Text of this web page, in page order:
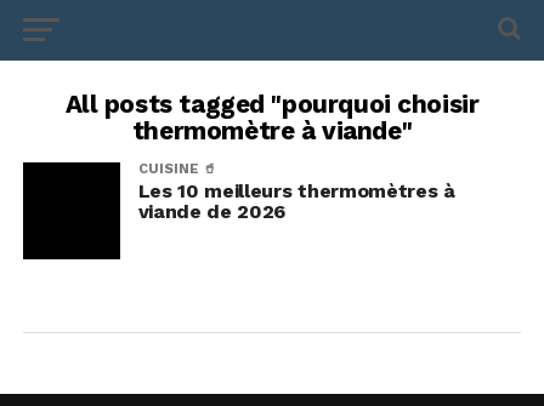
All posts tagged "pourquoi choisir
thermomètre à viande"
CUISINE 🥤
Les 10 meilleurs thermomètres à
viande de 2026